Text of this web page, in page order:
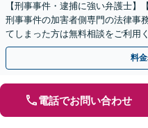
【刑事事件・逮捕に強い弁護士】
刑事事件の加害者側専門の法律事
てしまった方は無料相談をご利用
対応】【弁護士待機中/当日中の電
料
電話でお問い合わせ